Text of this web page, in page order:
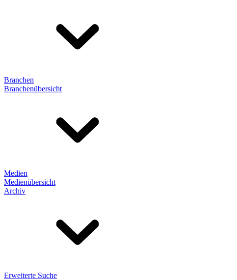
Branchen
Branchenübersicht
Medien
Medienübersicht
Archiv
Erweiterte Suche